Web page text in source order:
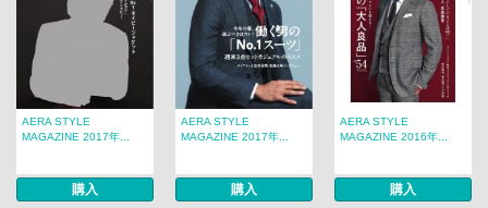
AERA STYLE
MAGAZINE 2017年...
購入
AERA STYLE
MAGAZINE 2017年...
購入
AERA STYLE
MAGAZINE 2016年...
購入